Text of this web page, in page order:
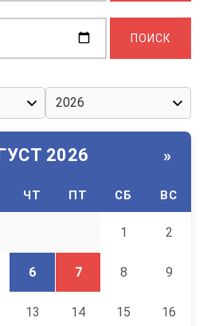
2026 »
ЧТ ПТ СБ ВС
1 2
6 7 8 9
13 14 15 16